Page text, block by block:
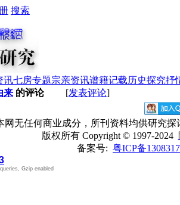
搜索
讯七房专题宗亲资讯谱籍记载历史探究抒
来 的评论[发表评论]
网无任何商业成分，所刊资料均供研究
版权所有 Copyright © 1997-2024
备案号: 粤ICP备
Gzip enabled